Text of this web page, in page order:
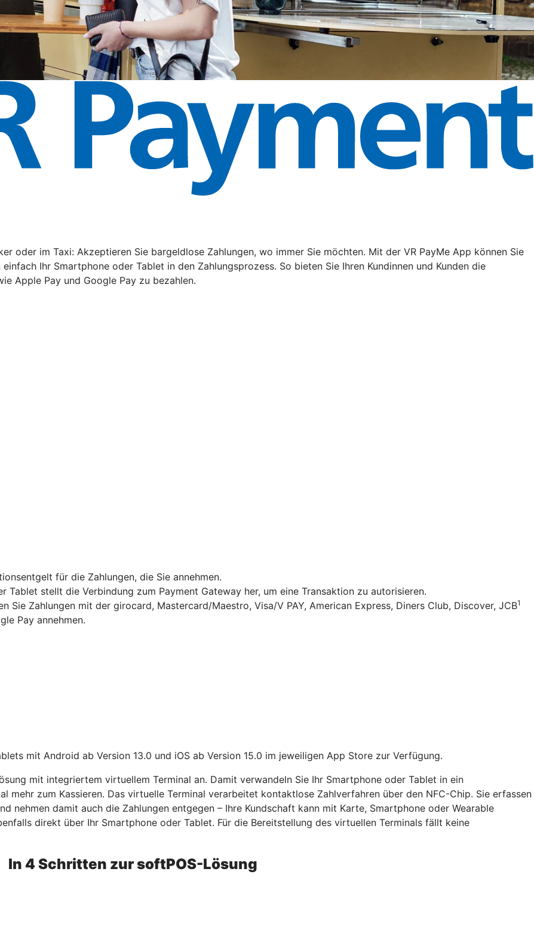
oder im Taxi: Akzeptieren Sie bargeldlose Zahlungen, wo immer Sie möchten. Mit der VR PayMe App können Sie
Ihr Smartphone oder Tablet in den Zahlungsprozess. So bieten Sie Ihren Kundinnen und Kunden die
Apple Pay und Google Pay zu bezahlen.
für die Zahlungen, die Sie annehmen.
Tablet stellt die Verbindung zum Payment Gateway her, um eine Transaktion zu autorisieren.
Sie Zahlungen mit der girocard, Mastercard/Maestro, Visa/V PAY, American Express, Diners Club, Discover, JCB1
Pay annehmen.
mit Android ab Version 13.0 und iOS ab Version 15.0 im jeweiligen App Store zur Verfügung.
mit integriertem virtuellem Terminal an. Damit verwandeln Sie Ihr Smartphone oder Tablet in ein
mehr zum Kassieren. Das virtuelle Terminal verarbeitet kontaktlose Zahlverfahren über den NFC-Chip. Sie erfassen
nehmen damit auch die Zahlungen entgegen – Ihre Kundschaft kann mit Karte, Smartphone oder Wearable
direkt über Ihr Smartphone oder Tablet. Für die Bereitstellung des virtuellen Terminals fällt keine
In 4 Schritten zur softPOS-Lösung